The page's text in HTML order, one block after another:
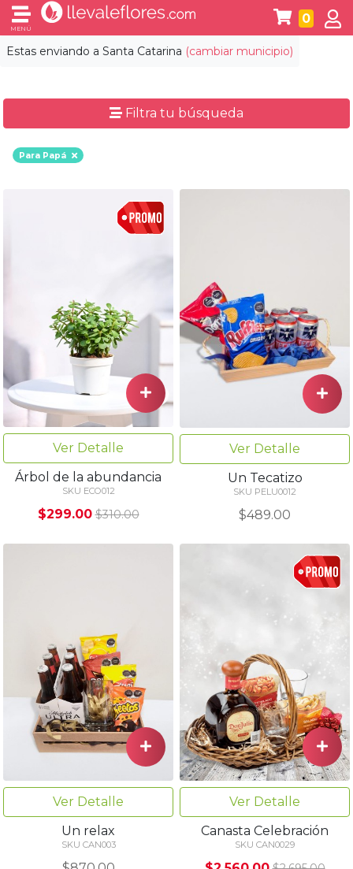
Estas enviando a Santa Catarina (cambiar municipio)
MENÚ
0
Filtra tu búsqueda
Para Papá
Ver Detalle
Árbol de la abundancia
SKU ECO012
$299.00 $310.00
Ver Detalle
Un Tecatizo
SKU PELU0012
$489.00
Ver Detalle
Un relax
SKU CAN003
Ver Detalle
Canasta Celebración
SKU CAN0029